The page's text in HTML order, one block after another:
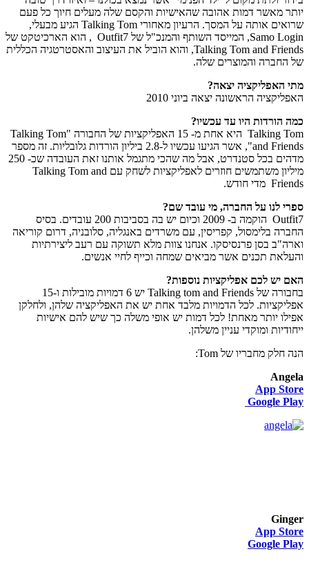
יותר מאשר דמות אהובה שהאישיות והקסם שלה מעלים חיוך כל פעם
שרואים אותה על המסך. הרעיון מאחורי Talking Tom הגיע מבעלי,
Samo Login, המייסד השותף והמנכ"ל של Outfit7 , הוא הארכיטקט של
Talking Tom and Friends, והוא הוביל את העיצוב והאסטרטגיה הכללית
של החברה והמוצרים שלה.
מתי האפליקציה יצאה?
האפליקציה הראשונה יצאה ביוני 2010
כמה הורדות היו עד עכשיו?
Talking Tom היא אחת מ- 15 האפליקציות של החבורה "Talking Tom
and Friends", אשר הגיעו עכשיו ל-2.8 ביליון הורדות גלובליות. זה מספר
מדהים בכל סטנדרט, אבל מה שהכי מתגמל אותנו זאת העובדה שכ- 250
מיליון משתמשים חוזרים לאפליקציות לשחק עם Talking Tom and
Friends מדי חודש.
ספרי לנו על החברה, מי עובד שם?
Outfit7 הוקמה ב- 2009 וכיום יש בה בסביבות 200 עובדים. בסיס
החברה בלימסול, קפריסין, עם משרדים באנגליה, סלובניה, דרום קוריאה
וארה"ב בסן פרנסיסקו. אנחנו צוות מלא תשוקה עם רעב ליצירתיות
והעלאת תכנים אשר מביאים שמחה וכייף לחיי אנשים.
האם יש לכם אפליקציות נוספות?
בחבורה של Talking tom and Friends יש 6 דמויות מובילות ו-15
אפליקציות. לכל הדמויות מלבד אחת יש את האפליקציה שלהן, ולחלקן
אפילו יותר מאחת! לכל דמות יש אופי משלה כך שיש להם אישיות
ייחודיות ומוקדי עניין משלהן.
הנה חלק מחבריו של Tom:
Angela
App Store
Google Play
Ginger
App Store
Google Play